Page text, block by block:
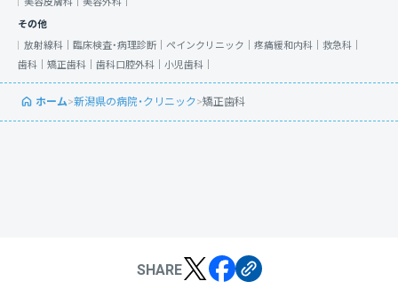
その他
放射線科｜ 臨床検査・病理診断｜ ペインクリニック｜ 疼痛緩和内科｜ 救急科｜
歯科｜ 矯正歯科｜ 歯科口腔外科｜ 小児歯科｜
ホーム>新潟県の病院・クリニック>矯正歯科
SHARE